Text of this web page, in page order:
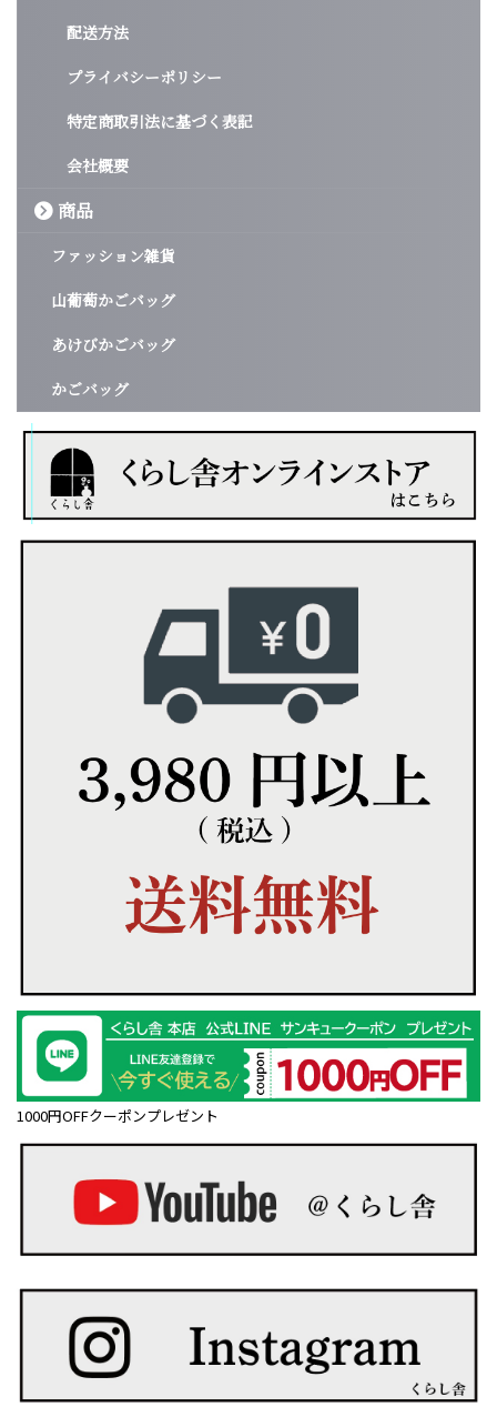
配送方法
プライバシーポリシー
特定商取引法に基づく表記
会社概要
商品
ファッション雑貨
山葡萄かごバッグ
あけびかごバッグ
かごバッグ
1000円OFFクーポンプレゼント